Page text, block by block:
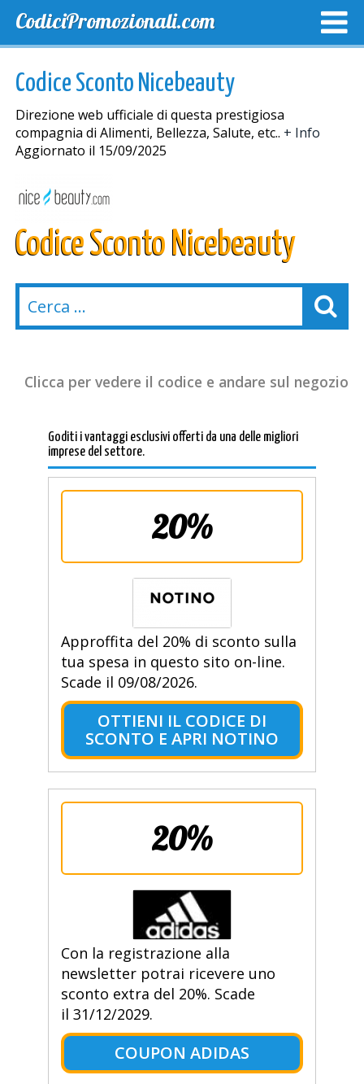
CodiciPromozionali.com
Codice Sconto Nicebeauty
Direzione web ufficiale di questa prestigiosa
compagnia di Alimenti, Bellezza, Salute, etc.. + Info
Aggiornato il 15/09/2025
Codice Sconto Nicebeauty
Clicca per vedere il codice e andare sul negozio
Goditi i vantaggi esclusivi offerti da una delle migliori
imprese del settore.
20%
Approffita del 20% di sconto sulla
tua spesa in questo sito on-line.
Scade il 09/08/2026.
OTTIENI IL CODICE DI
SCONTO E APRI NOTINO
20%
Con la registrazione alla
newsletter potrai ricevere uno
sconto extra del 20%. Scade
il 31/12/2029.
COUPON ADIDAS